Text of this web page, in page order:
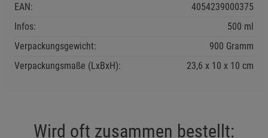
EAN:
4054239000375
Infos:
500 ml
Verpackungsgewicht:
900 Gramm
Verpackungsmaße (LxBxH):
23,6 10 10 cm
Wird oft zusammen bestellt:
Einstellungen speichern für die GruppeEinstellungen speichern für die Gruppe
Notwendige Cookies (5)